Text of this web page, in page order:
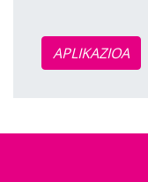
APLIKAZIOA